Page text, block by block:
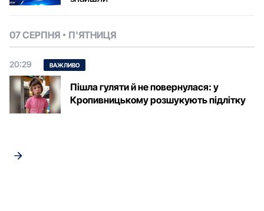
07 СЕРПНЯ П'ЯТНИЦЯ
20:29 ВАЖЛИВО
Пішла гуляти й не повернулася: у
Кропивницькому розшукують підлітку